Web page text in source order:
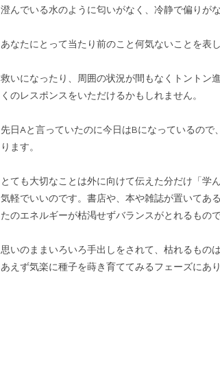
澄んでいる水のように匂いがなく、冷静で偏りが
あなたにとって当たり前のこと何気ないことを表
救いになったり、周囲の状況が間もなくトントン
くのレスポンスをいただけるかもしれません。
先日Aと言っていたのに今日はBになっているの
ります。
とても大切なことは外に向けて伝えた分だけ「学
気軽でいいのです。書店や、本や雑誌が置いてあ
たのエネルギーが枯渇せずバランスがとれるもので
思いのままいろいろ手出しをされて、枯れるもの
あえず気楽に種子を蒔き育ててみるフェーズにあり